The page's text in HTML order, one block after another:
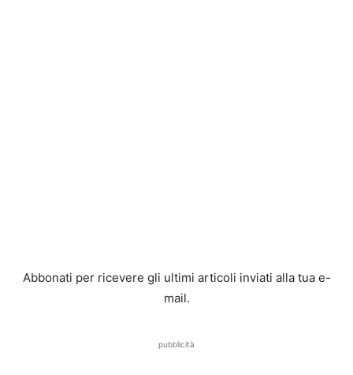
Abbonati per ricevere gli ultimi articoli inviati alla tua e-
mail.
pubblicità